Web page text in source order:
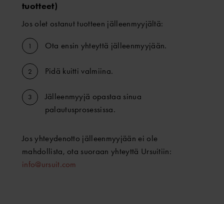
tuotteet)
Jos olet ostanut tuotteen jälleenmyyjältä:
Ota ensin yhteyttä jälleenmyyjään.
Pidä kuitti valmiina.
Jälleenmyyjä opastaa sinua
palautusprosessissa.
Jos yhteydenotto jälleenmyyjään ei ole
mahdollista, ota suoraan yhteyttä Ursuitiin:
info@ursuit.com